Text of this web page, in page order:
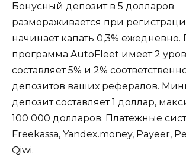
Бонусный депозит в 5 долларов
размораживается при
начинает капать 0,3% ежедневно.
программа AutoFleet имеет 2
составляет 5% и 2%
депозитов ваших рефералов.
депозит составляет 1 доллар,
100 000 долларов. Платежные
Freekassa, Yandex.money, Payeer,
Qiwi.